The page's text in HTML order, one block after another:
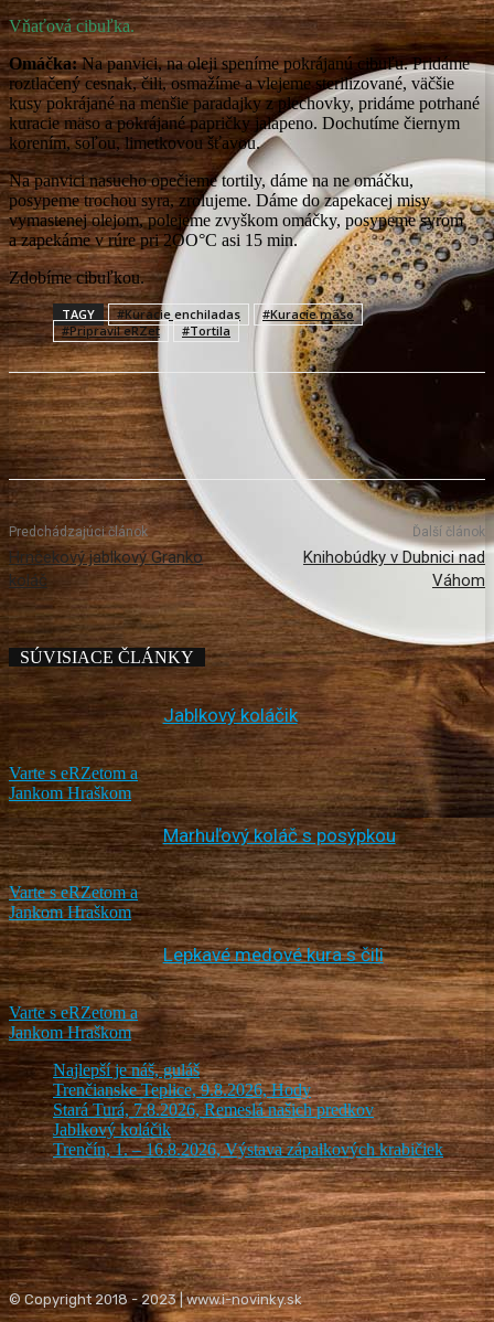
Vňaťová cibuľka.
Omáčka:Na panvici, na oleji speníme pokrájanú cibuľu. Pridáme
roztlačený cesnak, čili, osmažíme a vlejeme sterilizované, väčšie
kusy pokrájané na menšie paradajky z plechovky, pridáme potrhané
kuracie mäso a pokrájané papričky jalapeno. Dochutíme čiernym
korením, soľou, limetkovou šťavou.
Na panvici nasucho opečieme tortily, dáme na ne omáčku,
posypeme trochou syra, zrolujeme. Dáme do zapekacej misy
vymastenej olejom, polejeme zvyškom omáčky, posypeme syrom
a zapekáme v rúre pri 2OO°C asi 15 min.
Zdobíme cibuľkou.
TAGY #Kuracie enchiladas
#Kuracie mäso
#Pripravil eRZet
#Tortila
Predchádzajúci článok
Hrnčekový jablkový Granko
koláč
Ďalší článok
Knihobúdky v Dubnici nad
Váhom
SÚVISIACE ČLÁNKY
Varte s eRZetom a
Jankom Hraškom
Jablkový koláčik
Varte s eRZetom a
Jankom Hraškom
Marhuľový koláč s posýpkou
Varte s eRZetom a
Jankom Hraškom
Lepkavé medové kura s čili
Najlepší je náš, guláš
Trenčianske Teplice, 9.8.2026, Hody
Stará Turá, 7.8.2026, Remeslá našich predkov
Jablkový koláčik
Trenčín, 1. – 16.8.2026, Výstava zápalkových krabičiek
© Copyright 2018 - 2023 | www.i-novinky.sk